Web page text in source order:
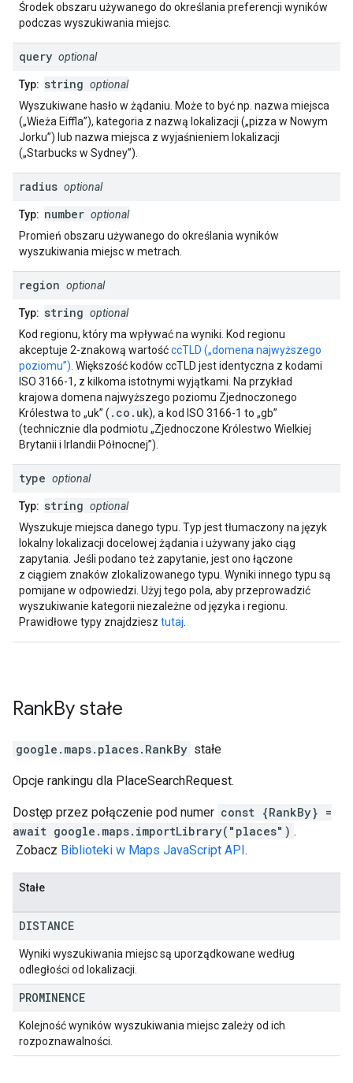
Środek obszaru używanego do określania preferencji wyników
podczas wyszukiwania miejsc.
query optional
Typ: string optional
Wyszukiwane hasło w żądaniu. Może to być np. nazwa miejsca
(„Wieża Eiffla”), kategoria z nazwą lokalizacji („pizza w Nowym
Jorku”) lub nazwa miejsca z wyjaśnieniem lokalizacji
(„Starbucks w Sydney”).
radius optional
Typ: number optional
Promień obszaru używanego do określania wyników
wyszukiwania miejsc w metrach.
region optional
Typ: string optional
Kod regionu, który ma wpływać na wyniki. Kod regionu
akceptuje 2-znakową wartośćccTLD („domena najwyższego
poziomu”). Większość kodów ccTLD jest identyczna z kodami
ISO 3166-1, z kilkoma istotnymi wyjątkami. Na przykład
krajowa domena najwyższego poziomu Zjednoczonego
Królestwa to „uk” ( .co.uk), a kod ISO 3166-1 to „gb”
(technicznie dla podmiotu „Zjednoczone Królestwo Wielkiej
Brytanii i Irlandii Północnej”).
type optional
Typ: string optional
Wyszukuje miejsca danego typu. Typ jest tłumaczony na język
lokalny lokalizacji docelowej żądania i używany jako ciąg
zapytania. Jeśli podano też zapytanie, jest ono łączone
z ciągiem znaków zlokalizowanego typu. Wyniki innego typu są
pomijane w odpowiedzi. Użyj tego pola, aby przeprowadzić
wyszukiwanie kategorii niezależne od języka i regionu.
Prawidłowe typy znajdziesz tutaj.
RankBy stałe
google.maps.places. RankBy stałe
Opcje rankingu dla PlaceSearchRequest.
Dostęp przez połączenie pod numer const {RankBy} =
await google.maps.importLibrary("places") .
Zobacz Biblioteki w Maps JavaScript API .
Stałe
DISTANCE
Wyniki wyszukiwania miejsc są uporządkowane według
odległości od lokalizacji.
PROMINENCE
Kolejność wyników wyszukiwania miejsc zależy od ich
rozpoznawalności.